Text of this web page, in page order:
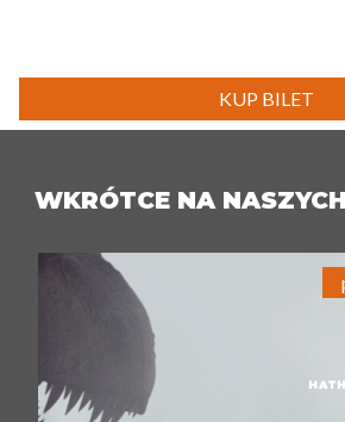
KUP BILET
WKRÓTCE NA